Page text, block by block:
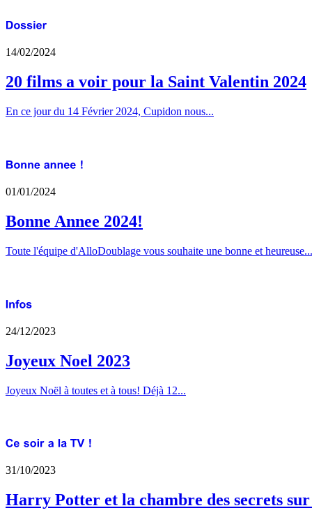
14/02/2024
20 films a voir pour la Saint Valentin 2024
En ce jour du 14 Février 2024, Cupidon nous...
01/01/2024
Bonne Annee 2024!
Toute l'équipe d'AlloDoublage vous souhaite une bonne et heureuse...
24/12/2023
Joyeux Noel 2023
Joyeux Noël à toutes et à tous! Déjà 12...
31/10/2023
Harry Potter et la chambre des secrets